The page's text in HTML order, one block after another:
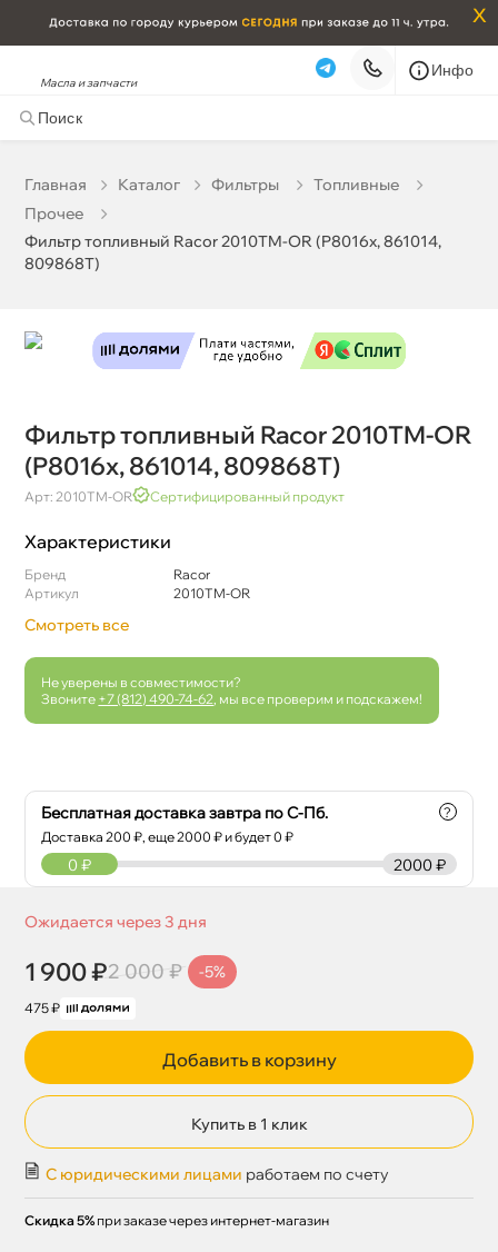
x
Масла и запчасти
Инфо
Главная Катало Фильтры
Топливные
Прочее
Фильтр топливный Racor 2010TM-OR (P8016x, 861014,
809868T)
Фильтр топливный Racor 2010TM-OR
(P8016x, 861014, 809868T)
Арт: 2010TM-OR Сертифицированный продукт
Характеристики
Бренд
Racor
Артикул
2010TM-OR
Смотреть все
Не уверены в совместимости?
Звоните +7 (812) 490-74-62 , мы все проверим и подскажем!
Бесплатная доставка завтра по С-Пб.
Доставка200 ₽, еще2000 ₽ и будет 0 ₽
?
2000 ₽
0 ₽
Ожидается через 3 дня
1 900 ₽2 000 ₽ -5%
475 ₽
Добавить в корзину
Купить в 1 клик
С юридическими лицами работаем по счету
Скидка 5% при заказе через интернет-магазин
Фильтр топливный Racor 2010TM-OR (P8016x, 861014,
Бесплатная Сегодня, 09.08 (при заказе от 2000₽)
Срочная за 2 ч – 399 ₽
Карта Список